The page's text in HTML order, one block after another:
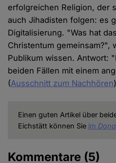
erfolgreichen Religion, der
auch Jihadisten folgen: es
Digitalisierung. "Was hat
Christentum gemeinsam?",
Publikum wissen. Antwort:
beiden Fällen mit einem
(Ausschnitt zum Nachhören)
Einen guten Artikel über
Eichstätt können Sie im
Kommentare (5)